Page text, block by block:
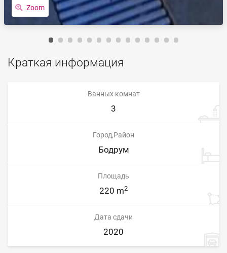
Zoom
Краткая информация
Ванных комнат
3
Город,Район
Бодрум
Площадь
220 m2
Дата сдачи
2020